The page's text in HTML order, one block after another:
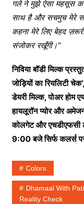
गले ने मुझे ऐसा महसूस
साथ है और सचमुच मेरे
कहना मेरे लिए बेहद
संजोकर रखूँगी।”
निविया बॉडी मिल्क
जोड़ियों का रियलिटी चेक
डेयरी मिल्क,पोअर होम
हायलूरॉन प्योर और
कोलगेट और एचडीएफसी
9:00बजे सिर्फ कलर्स
Colors
Dhamaal With
Reality Check